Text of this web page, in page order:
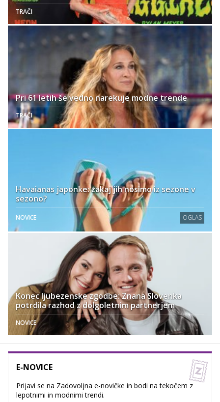
TRAČI
Pri 61 letih še vedno narekuje modne trende
TRAČI
Havaianas japonke: zakaj jih nosimo iz sezone v
sezono?
NOVICE OGLAS
Konec ljubezenske zgodbe: Znana Slovenka
potrdila razhod z dolgoletnim partnerjem
NOVICE
E-NOVICE
Prijavi se na Zadovoljna e-novičke in bodi na tekočem z
lepotnimi in modnimi trendi.